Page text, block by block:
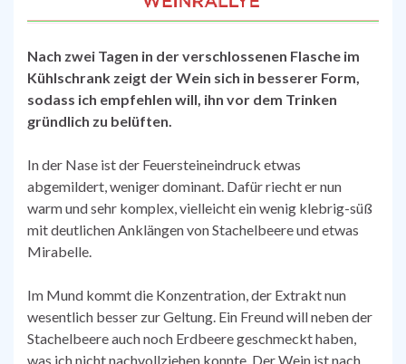
Nach zwei Tagen in der verschlossenen Flasche im
Kühlschrank zeigt der Wein sich in besserer Form,
sodass ich empfehlen will, ihn vor dem Trinken
gründlich zu belüften.
In der Nase ist der Feuersteineindruck etwas
abgemildert, weniger dominant. Dafür riecht er nun
warm und sehr komplex, vielleicht ein wenig klebrig-süß
mit deutlichen Anklängen von Stachelbeere und etwas
Mirabelle.
Im Mund kommt die Konzentration, der Extrakt nun
wesentlich besser zur Geltung. Ein Freund will neben der
Stachelbeere auch noch Erdbeere geschmeckt haben,
was ich nicht nachvollziehen konnte. Der Wein ist nach